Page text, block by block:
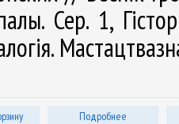
Сер. 1,
Подробнее